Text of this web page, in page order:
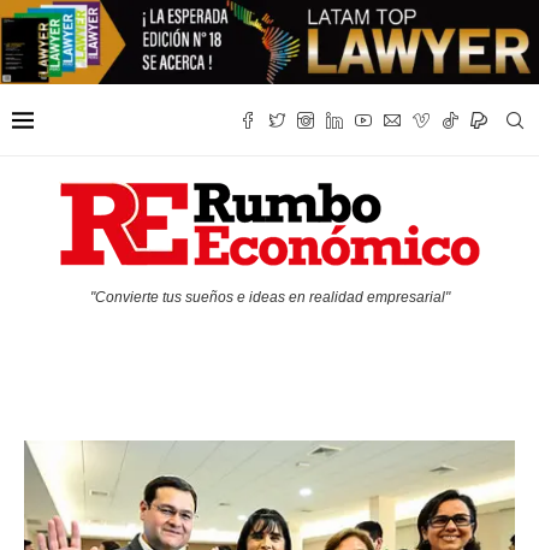
"Convierte tus sueños e ideas en realidad empresarial"